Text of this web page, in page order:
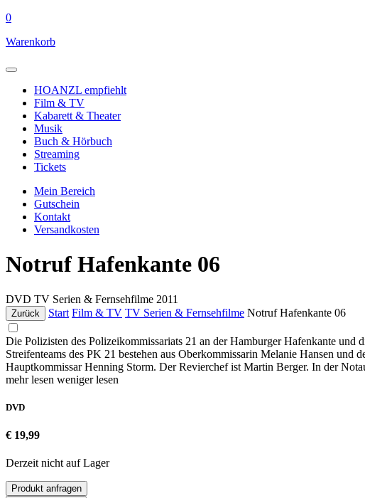
0
Warenkorb
HOANZL empfiehlt
Film & TV
Kabarett & Theater
Musik
Buch & Hörbuch
Streaming
Tickets
Mein Bereich
Gutschein
Kontakt
Versandkosten
Notruf Hafenkante 06
DVD TV Serien & Fernsehfilme 2011
Zurück Start Film & TV TV Serien & Fernsehfilme Notruf Hafenkante 06
Die Polizisten des Polizeikommissariats 21 an der Hamburger Hafenkante
Streifenteams des PK 21 bestehen aus Oberkommissarin Melanie Hansen
Hauptkommissar Henning Storm. Der Revierchef ist Martin Berger. In der
mehr lesen weniger lesen
DVD
€ 19,99
Derzeit nicht auf Lager
Produkt anfragen